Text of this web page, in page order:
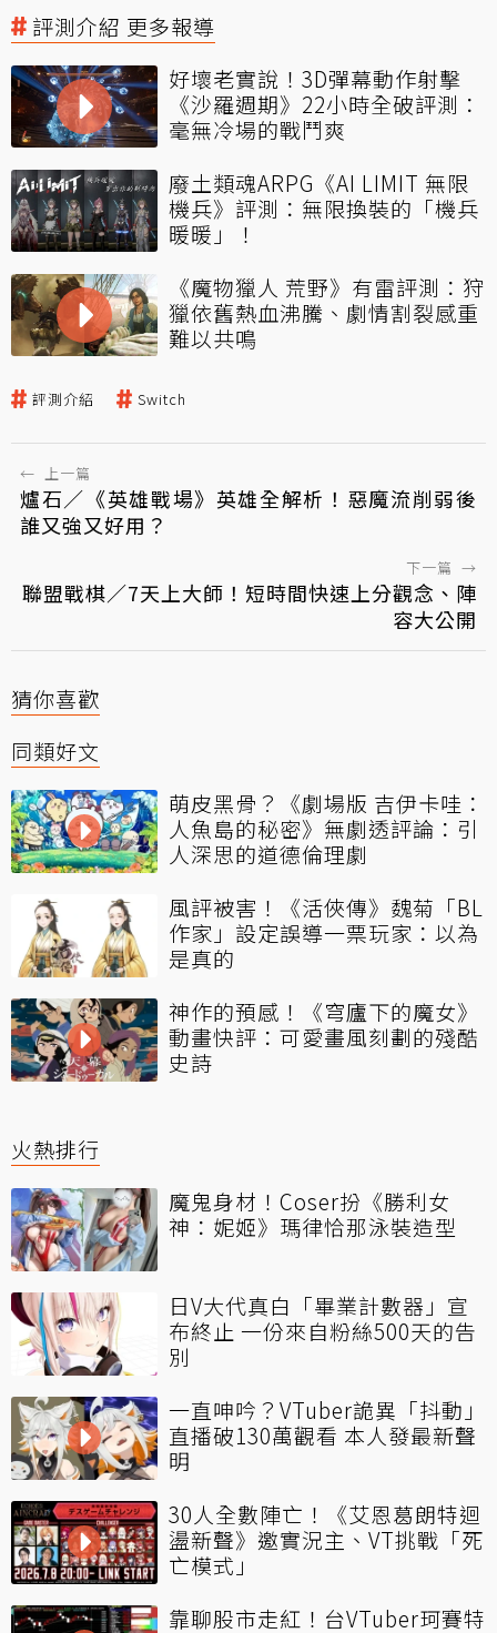
評測介紹 更多報導
好壞老實說！3D彈幕動作射擊
《沙羅週期》22小時全破評測：
毫無冷場的戰鬥爽
廢土類魂ARPG《AI LIMIT 無限
機兵》評測：無限換裝的「機兵
暖暖」！
《魔物獵人 荒野》有雷評測：狩
獵依舊熱血沸騰、劇情割裂感重
難以共鳴
評測介紹 Switch
← 上一篇
爐石／《英雄戰場》英雄全解析！惡魔流削弱後
誰又強又好用？
下一篇 →
聯盟戰棋／7天上大師！短時間快速上分觀念、陣
容大公開
猜你喜歡
同類好文
萌皮黑骨？《劇場版 吉伊卡哇：
人魚島的秘密》無劇透評論：引
人深思的道德倫理劇
風評被害！《活俠傳》魏菊「BL
作家」設定誤導一票玩家：以為
是真的
神作的預感！《穹廬下的魔女》
動畫快評：可愛畫風刻劃的殘酷
史詩
火熱排行
魔鬼身材！Coser扮《勝利女
神：妮姬》瑪律恰那泳裝造型
日V大代真白「畢業計數器」宣
布終止 一份來自粉絲500天的告
別
一直呻吟？VTuber詭異「抖動」
直播破130萬觀看 本人發最新聲
明
30人全數陣亡！《艾恩葛朗特迴
盪新聲》邀實況主、VT挑戰「死
亡模式」
靠聊股市走紅！台VTuber珂賽特